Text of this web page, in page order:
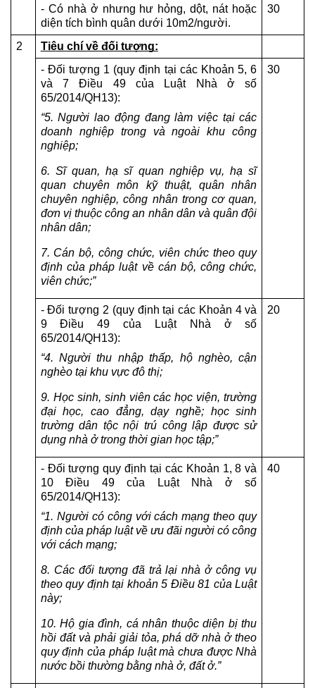
- Có nhà ở nhưng hư hỏng, dột, nát hoặc
diện tích bình quân dưới 10m2/người.
30
2
Tiêu chí về đối tượng:
- Đối tượng 1 (quy định tại các Khoản 5, 6
và 7 Điều 49 của Luật Nhà ở số
65/2014/QH13):
“5. Người lao động đang làm việc tại các
doanh nghiệp trong và ngoài khu công
nghiệp;
6. Sĩ quan, hạ sĩ quan nghiệp vụ, hạ sĩ
quan chuyên môn kỹ thuật, quân nhân
chuyên nghiệp, công nhân trong cơ quan,
đơn vị thuộc công an nhân dân và quân đội
nhân dân;
7. Cán bộ, công chức, viên chức theo quy
định của pháp luật về cán bộ, công chức,
viên chức;”
30
- Đối tượng 2 (quy định tại các Khoản 4 và
9 Điều 49 của Luật Nhà ở số
65/2014/QH13):
“4. Người thu nhập thấp, hộ nghèo, cận
nghèo tại khu vực đô thị;
9. Học sinh, sinh viên các học viện, trường
đại học, cao đẳng, dạy nghề; học sinh
trường dân tộc nội trú công lập được sử
dụng nhà ở trong thời gian học tập;”
20
- Đối tượng quy định tại các Khoản 1, 8 và
10 Điều 49 của Luật Nhà ở số
65/2014/QH13):
“1. Người có công với cách mạng theo quy
định của pháp luật về ưu đãi người có công
với cách mạng;
8. Các đối tượng đã trả lại nhà ở công vụ
theo quy định tại khoản 5 Điều 81 của Luật
này;
10. Hộ gia đình, cá nhân thuộc diện bị thu
hồi đất và phải giải tỏa, phá dỡ nhà ở theo
quy định của pháp luật mà chưa được Nhà
nước bồi thường bằng nhà ở, đất ở.”
40